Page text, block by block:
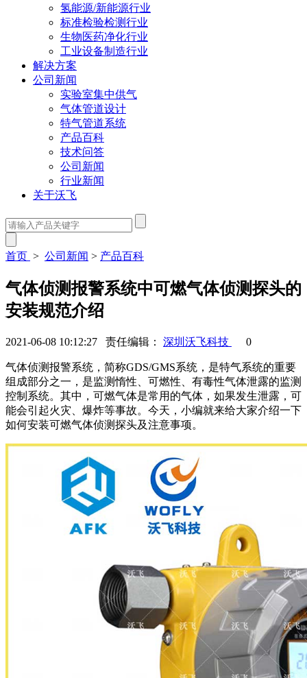
氢能源/新能源行业
标准检验检测行业
生物医药净化行业
工业设备制造行业
解决方案
公司新闻
实验室集中供气
气体管道设计
特气管道系统
产品百科
技术问答
公司新闻
行业新闻
关于沃飞
首页 > 公司新闻 > 产品百科
气体侦测报警系统中可燃气体侦测探头的
安装规范介绍
2021-06-08 10:12:27 责任编辑： 深圳沃飞科技 0
气体侦测报警系统，简称GDS/GMS系统，是特气系统的重要
组成部分之一，是监测惰性、可燃性、有毒性气体泄露的监测
控制系统。其中，可燃气体是常用的气体，如果发生泄露，可
能会引起火灾、爆炸等事故。今天，小编就来给大家介绍一下
如何安装可燃气体侦测探头及注意事项。